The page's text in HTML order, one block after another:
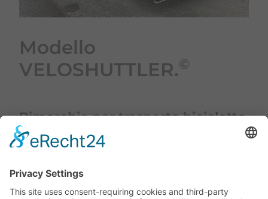
Modello
VELOSHUTTLER.©
Rimorchio per trasporto biciclette
HARBECK tipo V750A-15
(rimorchio usato)
Per 15 biciclette
Colore:giallo